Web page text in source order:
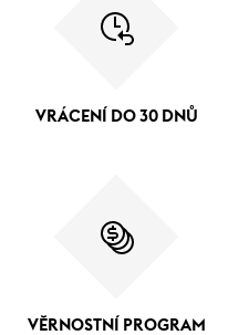
VRÁCENÍ DO 30 DNŮ
VĚRNOSTNÍ PROGRAM